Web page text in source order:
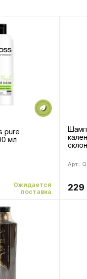
pure
мл
Ожидается
поставка
Арт.:
229